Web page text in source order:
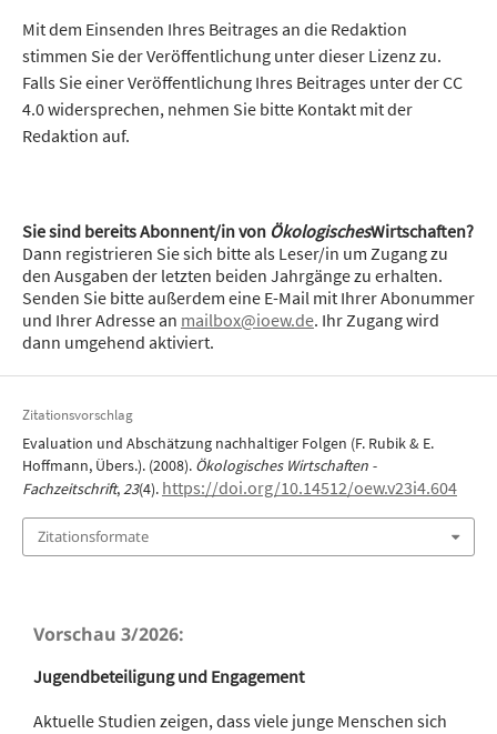
Mit dem Einsenden Ihres Beitrages an die Redaktion
stimmen Sie der Veröffentlichung unter dieser Lizenz zu.
Falls Sie einer Veröffentlichung Ihres Beitrages unter der CC
4.0 widersprechen, nehmen Sie bitte Kontakt mit der
Redaktion auf.
Sie sind bereits Abonnent/in von ÖkologischesWirtschaften?
Dann registrieren Sie sich bitte als Leser/in um Zugang zu
den Ausgaben der letzten beiden Jahrgänge zu erhalten.
Senden Sie bitte außerdem eine E-Mail mit Ihrer Abonummer
und Ihrer Adresse an mailbox@ioew.de. Ihr Zugang wird
dann umgehend aktiviert.
Zitationsvorschlag
Evaluation und Abschätzung nachhaltiger Folgen (F. Rubik & E.
Hoffmann, Übers.). (2008). Ökologisches Wirtschaften -
Fachzeitschrift,23(4). https://doi.org/10.14512/oew.v23i4.604
Zitationsformate
Vorschau 3/2026:
Jugendbeteiligung und Engagement
Aktuelle Studien zeigen, dass viele junge Menschen sich